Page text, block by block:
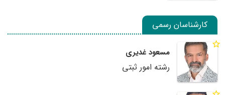
کارشناسان رسمی
مسعود غدیری
رشته امور ثبتی